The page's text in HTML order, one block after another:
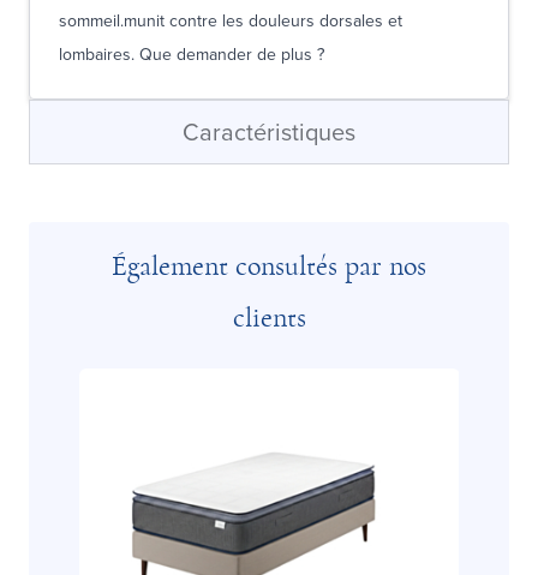
sommeil.munit contre les douleurs dorsales et
lombaires. Que demander de plus ?
Caractéristiques
Également consultés par nos
clients